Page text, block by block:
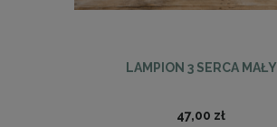
LAMPION 3 SERCA MAŁY
47,00 zł